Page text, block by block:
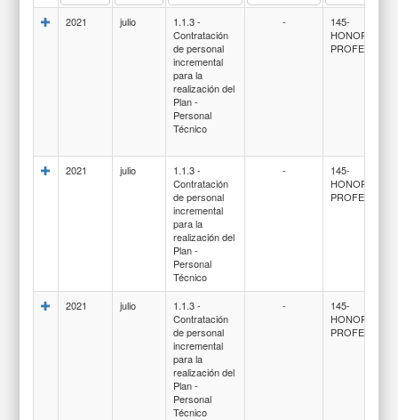
2021 julio
1.1.3 -
Contratación
de personal
incremental
para la
realización del
Plan -
Personal
Técnico
-
145-
HONORARIOS
2021 julio
1.1.3 -
Contratación
de personal
incremental
para la
realización del
Plan -
Personal
Técnico
-
145-
HONORARIOS
2021 julio
1.1.3 -
Contratación
de personal
incremental
para la
realización del
Plan -
Personal
Técnico
-
145-
HONORARIOS